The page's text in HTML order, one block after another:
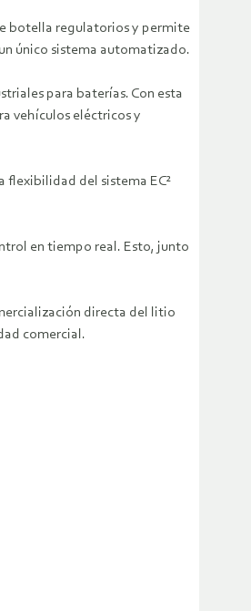
botella regulatorios y permite
único sistema automatizado.
para baterías. Con esta
vehículos eléctricos y
flexibilidad del sistema EC²
en tiempo real. Esto, junto
directa del litio
comercial.